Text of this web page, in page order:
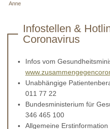
Anne
Infostellen &
Coronavirus
Infos vom
Unabhängige
011 77 22
Bundesministerium für
346 465 100
Allgemeine